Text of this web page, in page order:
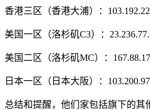
香港三区（香港大浦）：
美国一区（洛杉矶C3）：
美国二区（洛杉矶MC）：
日本一区（日本大阪）：
总结和提醒，他们家包括旗下的其